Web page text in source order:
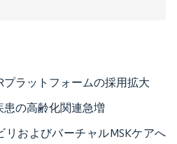
プラットフォームの採用拡大
患の高齢化関連急増
リおよびバーチャルMSKケアへ